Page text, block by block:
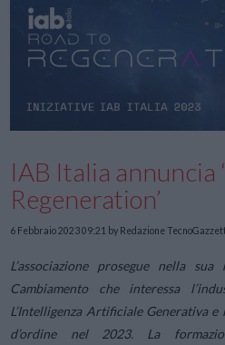
IAB Italia annuncia
Regeneration’
6 Febbraio 2023 09:21 by Redazione
L’associazione prosegue nella
Cambiamento che interessa
L’Intelligenza Artificiale Generativa
d’ordine nel 2023. La